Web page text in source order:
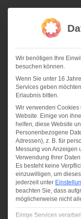
08-18 |
Wir benötigen Ihre
besuchen können.
Wenn Sie unter 16
Services geben
Erlaubnis bitten.
Wir verwenden
Website. Einige von
helfen, diese Website
Personenbezogene
Adressen), z. B. für
Messung von Anzeigen
Verwendung Ihrer
Es besteht keine
einzuwilligen, um
jederzeit unter
beachten Sie, dass
möglicherweise nicht
Einige Services